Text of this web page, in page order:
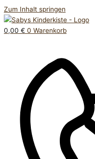
Zum Inhalt springen
0,00 € 0 Warenkorb